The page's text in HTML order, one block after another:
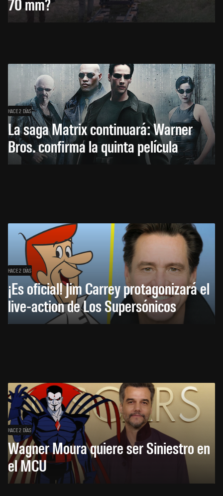
HACE 2 DÍAS
La saga Matrix continuará: Warner
Bros. confirma la quinta película
HACE 2 DÍAS
¡Es oficial! Jim Carrey protagonizará el
live-action de Los Supersónicos
HACE 2 DÍAS
Wagner Moura quiere ser Siniestro en
el MCU